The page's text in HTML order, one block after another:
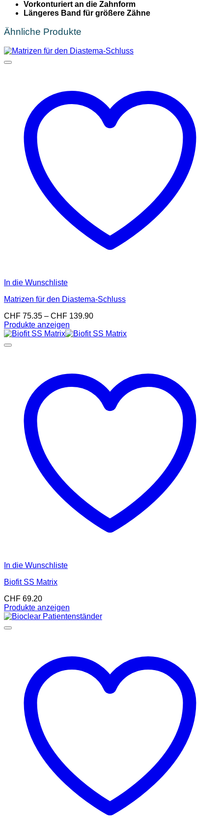
Vorkonturiert an die Zahnform
Längeres Band für größere Zähne
Ähnliche Produkte
In die Wunschliste
Matrizen für den Diastema-Schluss
CHF 75.35 – CHF 139.90Preisspanne:
bis
Produkte anzeigen
In die Wunschliste
Biofit SS Matrix
CHF 69.20
Produkte anzeigen